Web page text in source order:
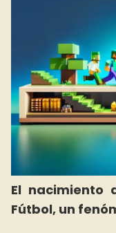
El nacimiento
Fútbol, un